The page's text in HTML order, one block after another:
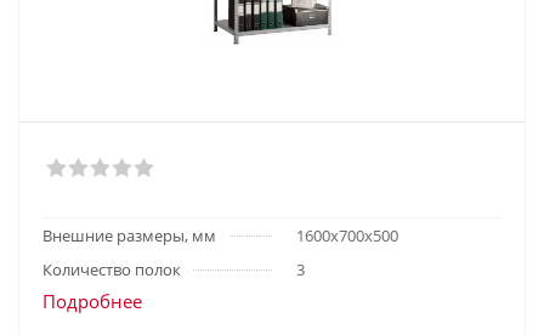
Внешние размеры, мм
1600х700х500
Количество полок
3
Подробнее